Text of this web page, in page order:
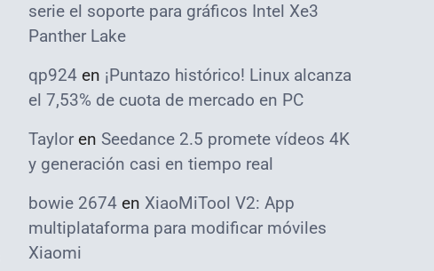
serie el soporte para gráficos Intel Xe3
Panther Lake
qp924 en ¡Puntazo histórico! Linux alcanza
el 7,53% de cuota de mercado en PC
Taylor en Seedance 2.5 promete vídeos 4K
y generación casi en tiempo real
bowie 2674 en XiaoMiTool V2: App
multiplataforma para modificar móviles
Xiaomi